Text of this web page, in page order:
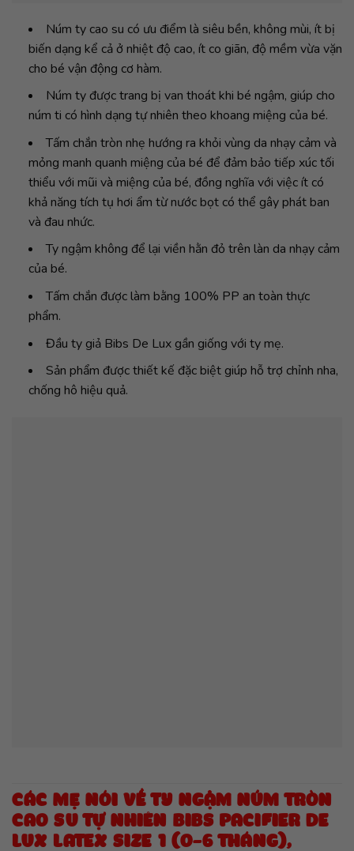
Núm ty cao su có ưu điểm là siêu bền, không mùi, ít bị
biến dạng kể cả ở nhiệt độ cao, ít co giãn, độ mềm vừa vặn
cho bé vận động cơ hàm.
Núm ty được trang bị van thoát khi bé ngậm, giúp cho
núm ti có hình dạng tự nhiên theo khoang miệng của bé.
Tấm chắn tròn nhẹ hướng ra khỏi vùng da nhạy cảm và
mỏng manh quanh miệng của bé để đảm bảo tiếp xúc tối
thiểu với mũi và miệng của bé, đồng nghĩa với việc ít có
khả năng tích tụ hơi ẩm từ nước bọt có thể gây phát ban
và đau nhức.
Ty ngậm không để lại viền hằn đỏ trên làn da nhạy cảm
của bé.
Tấm chắn được làm bằng 100% PP an toàn thực
phẩm.
Đầu ty giả Bibs De Lux gần giống với ty mẹ.
Sản phẩm được thiết kế đặc biệt giúp hỗ trợ chỉnh nha,
chống hô hiệu quả.
CÁC MẸ NÓI VỀ TY NGẬM NÚM TRÒN
CAO SU TỰ NHIÊN BIBS PACIFIER DE
LUX LATEX SIZE 1 (0-6 THÁNG),